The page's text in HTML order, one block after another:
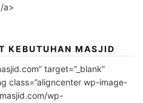
a>
KEBUTUHAN MASJID
target=”_blank”
class=”aligncenter wp-image-
wp-